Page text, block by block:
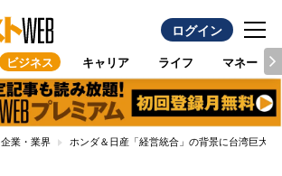
ログイン
ビジネス キャリア ライフ マネー
企業・業界 ホンダ＆日産「経営統合」の背景に台湾巨大